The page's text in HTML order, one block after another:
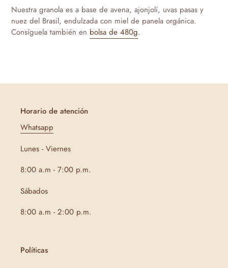
tu
carrito
de
compra
Nuestra granola es a base de avena, ajonjolí, uvas pasas y
nuez del Brasil, endulzada con miel de panela orgánica.
Consíguela también en bolsa de 480g.
Horario de atención
Whatsapp
Lunes - Viernes
8:00 a.m - 7:00 p.m.
Sábados
8:00 a.m - 2:00 p.m.
Políticas